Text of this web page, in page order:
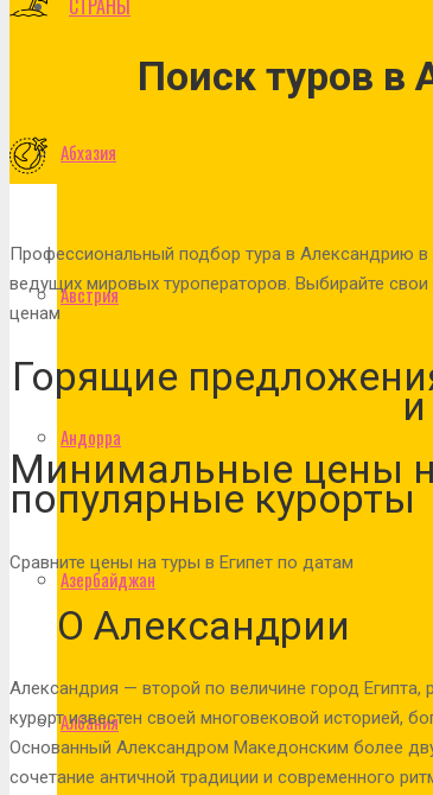
СТРАНЫ
Абхазия
Австрия
Андорра
Азербайджан
Албания
Поиск туров в
Профессиональный подбор тура в Александрию
ведущих мировых туроператоров. Выбирайте
ценам
Горящие
Минимальные цены
популярные курорты
Сравните цены на туры в Египет по датам
О Александрии
Александрия — второй по величине город
курорт известен своей многовековой историей,
Основанный Александром Македонским более
сочетание античной традиции и современного